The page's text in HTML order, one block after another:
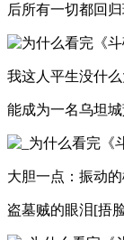
后所有一切都回
我这人平生没什
能成为一名乌坦
大胆一点：振动
盗墓贼的眼泪[捂